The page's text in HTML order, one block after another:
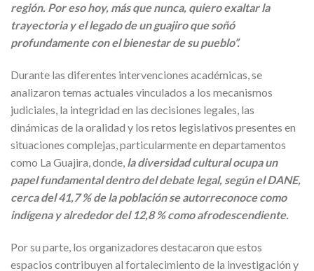
región. Por eso hoy, más que nunca, quiero exaltar la
trayectoria y el legado de un guajiro que soñó
profundamente con el bienestar de su pueblo”.
Durante las diferentes intervenciones académicas, se
analizaron temas actuales vinculados a los mecanismos
judiciales, la integridad en las decisiones legales, las
dinámicas de la oralidad y los retos legislativos presentes en
situaciones complejas, particularmente en departamentos
como La Guajira, donde, la diversidad cultural ocupa un
papel fundamental dentro del debate legal, según el DANE,
cerca del 41,7 % de la población se autorreconoce como
indígena y alrededor del 12,8 % como afrodescendiente.
Por su parte, los organizadores destacaron que estos
espacios contribuyen al fortalecimiento de la investigación y